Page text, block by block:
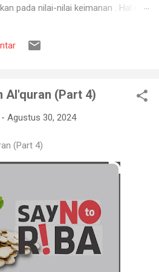
pada nilai-nilai keimanan . Hal ini
konsisten di jalan Allah,
serta dapat dipercaya dalam setiap
karena tidak tahan terhadap
hancur. Padahal telah
dan banyak orang menilainya
Seorang muslim, iman
dalam menjalankan kehidupan.
Al'quran (Part 4)
- Agustus 30, 2024
(Part 4)